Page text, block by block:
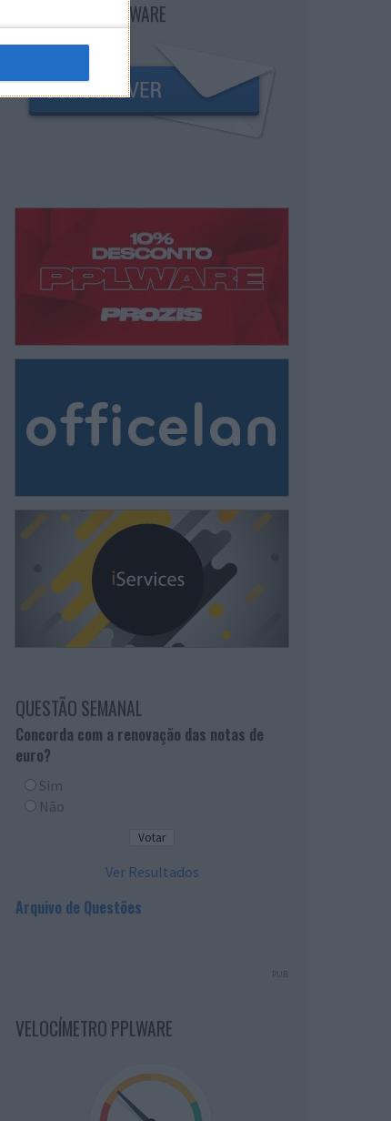
NEWSLETTER PPLWARE
QUESTÃO SEMANAL
Concorda com a renovação das notas de
euro?
Sim
Não
Ver Resultados
Arquivo de Questões
PUB
VELOCÍMETRO PPLWARE